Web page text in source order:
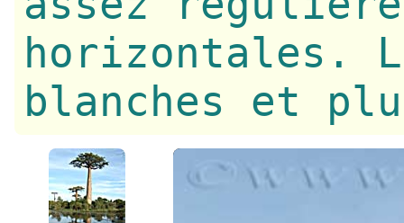
horizontales.
blanches et